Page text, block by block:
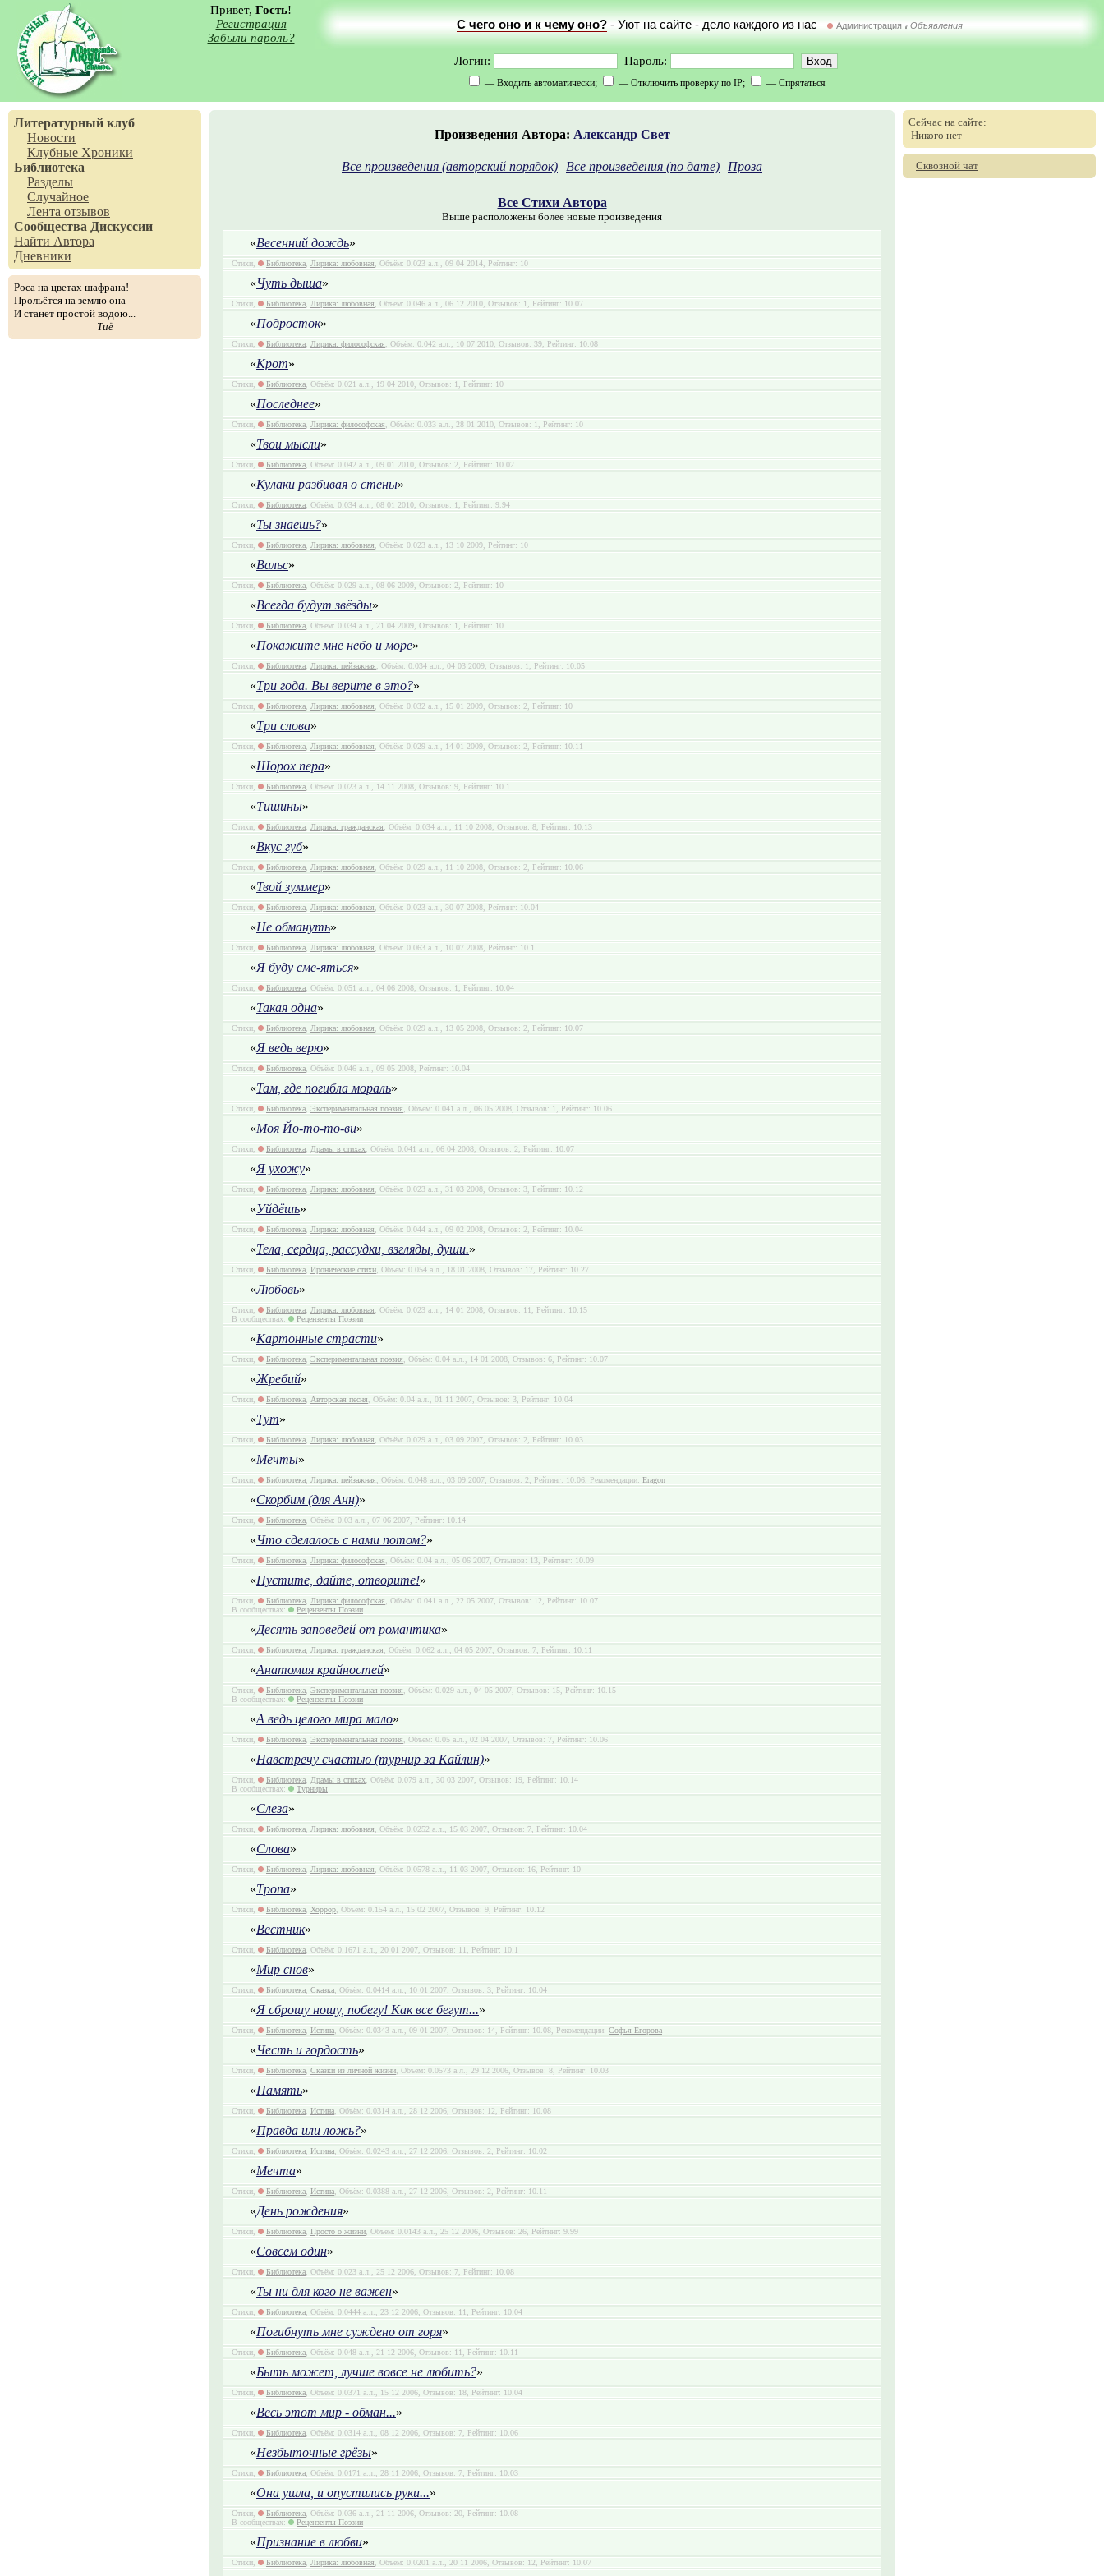
Привет, Гость!
Регистрация
Забыли пароль?
С чего оно и к чему оно?- Уют на сайте - дело каждого из нас Администрация // Объявления
Логин: Пароль:
— Входить автоматически; — Отключить проверку по IP; — Спрятаться
Литературный клуб
Новости
Клубные Хроники
Библиотека
Разделы
Случайное
Лента отзывов
Сообщества Дискуссии
Найти Автора
Дневники
Роса на цветах шафрана!
Прольётся на землю она
И станет простой водою...
Тиё
Произведения Автора: Александр Свет
Все произведения (авторский порядок) Все произведения (по дате) Проза
Все Стихи Автора
Выше расположены более новые произведения
«Весенний дождь»
Стихи, Библиотека, Лирика: любовная, Объём: 0.023 а.л., 09 04 2014, Рейтинг: 10
«Чуть дыша»
Стихи, Библиотека, Лирика: любовная, Объём: 0.046 а.л., 06 12 2010, Отзывов: 1, Рейтинг: 10.07
«Подросток»
Стихи, Библиотека, Лирика: философская, Объём: 0.042 а.л., 10 07 2010, Отзывов: 39, Рейтинг: 10.08
«Крот»
Стихи, Библиотека, Объём: 0.021 а.л., 19 04 2010, Отзывов: 1, Рейтинг: 10
«Последнее»
Стихи, Библиотека, Лирика: философская, Объём: 0.033 а.л., 28 01 2010, Отзывов: 1, Рейтинг: 10
«Твои мысли»
Стихи, Библиотека, Объём: 0.042 а.л., 09 01 2010, Отзывов: 2, Рейтинг: 10.02
«Кулаки разбивая о стены»
Стихи, Библиотека, Объём: 0.034 а.л., 08 01 2010, Отзывов: 1, Рейтинг: 9.94
«Ты знаешь?»
Стихи, Библиотека, Лирика: любовная, Объём: 0.023 а.л., 13 10 2009, Рейтинг: 10
«Вальс»
Стихи, Библиотека, Объём: 0.029 а.л., 08 06 2009, Отзывов: 2, Рейтинг: 10
«Всегда будут звёзды»
Стихи, Библиотека, Объём: 0.034 а.л., 21 04 2009, Отзывов: 1, Рейтинг: 10
«Покажите мне небо и море»
Стихи, Библиотека, Лирика: пейзажная, Объём: 0.034 а.л., 04 03 2009, Отзывов: 1, Рейтинг: 10.05
«Три года. Вы верите в это?»
Стихи, Библиотека, Лирика: любовная, Объём: 0.032 а.л., 15 01 2009, Отзывов: 2, Рейтинг: 10
«Три слова»
Стихи, Библиотека, Лирика: любовная, Объём: 0.029 а.л., 14 01 2009, Отзывов: 2, Рейтинг: 10.11
«Шорох пера»
Стихи, Библиотека, Объём: 0.023 а.л., 14 11 2008, Отзывов: 9, Рейтинг: 10.1
«Тишины»
Стихи, Библиотека, Лирика: гражданская, Объём: 0.034 а.л., 11 10 2008, Отзывов: 8, Рейтинг: 10.13
«Вкус губ»
Стихи, Библиотека, Лирика: любовная, Объём: 0.029 а.л., 11 10 2008, Отзывов: 2, Рейтинг: 10.06
«Твой зуммер»
Стихи, Библиотека, Лирика: любовная, Объём: 0.023 а.л., 30 07 2008, Рейтинг: 10.04
«Не обмануть»
Стихи, Библиотека, Лирика: любовная, Объём: 0.063 а.л., 10 07 2008, Рейтинг: 10.1
«Я буду сме-яться»
Стихи, Библиотека, Объём: 0.051 а.л., 04 06 2008, Отзывов: 1, Рейтинг: 10.04
«Такая одна»
Стихи, Библиотека, Лирика: любовная, Объём: 0.029 а.л., 13 05 2008, Отзывов: 2, Рейтинг: 10.07
«Я ведь верю»
Стихи, Библиотека, Объём: 0.046 а.л., 09 05 2008, Рейтинг: 10.04
«Там, где погибла мораль»
Стихи, Библиотека, Экспериментальная поэзия, Объём: 0.041 а.л., 06 05 2008, Отзывов: 1, Рейтинг: 10.06
«Моя Йо-то-то-ви»
Стихи, Библиотека, Драмы в стихах, Объём: 0.041 а.л., 06 04 2008, Отзывов: 2, Рейтинг: 10.07
«Я ухожу»
Стихи, Библиотека, Лирика: любовная, Объём: 0.023 а.л., 31 03 2008, Отзывов: 3, Рейтинг: 10.12
«Уйдёшь»
Стихи, Библиотека, Лирика: любовная, Объём: 0.044 а.л., 09 02 2008, Отзывов: 2, Рейтинг: 10.04
«Тела, сердца, рассудки, взгляды, души.»
Стихи, Библиотека, Иронические стихи, Объём: 0.054 а.л., 18 01 2008, Отзывов: 17, Рейтинг: 10.27
«Любовь»
Стихи, Библиотека, Лирика: любовная, Объём: 0.023 а.л., 14 01 2008, Отзывов: 11, Рейтинг: 10.15
В сообществах:
Рецензенты Поэзии
«Картонные страсти»
Стихи, Библиотека, Экспериментальная поэзия, Объём: 0.04 а.л., 14 01 2008, Отзывов: 6, Рейтинг: 10.07
«Жребий»
Стихи, Библиотека, Авторская песня, Объём: 0.04 а.л., 01 11 2007, Отзывов: 3, Рейтинг: 10.04
«Тут»
Стихи, Библиотека, Лирика: любовная, Объём: 0.029 а.л., 03 09 2007, Отзывов: 2, Рейтинг: 10.03
«Мечты»
Стихи, Библиотека, Лирика: пейзажная, Объём: 0.048 а.л., 03 09 2007, Отзывов: 2, Рейтинг: 10.06, Рекомендации: Eragon
«Скорбим (для Анн)»
Стихи, Библиотека, Объём: 0.03 а.л., 07 06 2007, Рейтинг: 10.14
«Что сделалось с нами потом?»
Стихи, Библиотека, Лирика: философская, Объём: 0.04 а.л., 05 06 2007, Отзывов: 13, Рейтинг: 10.09
«Пустите, дайте, отворите!»
Стихи, Библиотека, Лирика: философская, Объём: 0.041 а.л., 22 05 2007, Отзывов: 12, Рейтинг: 10.07
В сообществах:
Рецензенты Поэзии
«Десять заповедей от романтика»
Стихи, Библиотека, Лирика: гражданская, Объём: 0.062 а.л., 04 05 2007, Отзывов: 7, Рейтинг: 10.11
«Анатомия крайностей»
Стихи, Библиотека, Экспериментальная поэзия, Объём: 0.029 а.л., 04 05 2007, Отзывов: 15, Рейтинг: 10.15
В сообществах:
Рецензенты Поэзии
«А ведь целого мира мало»
Стихи, Библиотека, Экспериментальная поэзия, Объём: 0.05 а.л., 02 04 2007, Отзывов: 7, Рейтинг: 10.06
«Навстречу счастью (турнир за Кайлин)»
Стихи, Библиотека, Драмы в стихах, Объём: 0.079 а.л., 30 03 2007, Отзывов: 19, Рейтинг: 10.14
В сообществах:
Турниры
«Слеза»
Стихи, Библиотека, Лирика: любовная, Объём: 0.0252 а.л., 15 03 2007, Отзывов: 7, Рейтинг: 10.04
«Слова»
Стихи, Библиотека, Лирика: любовная, Объём: 0.0578 а.л., 11 03 2007, Отзывов: 16, Рейтинг: 10
«Тропа»
Стихи, Библиотека, Хоррор, Объём: 0.154 а.л., 15 02 2007, Отзывов: 9, Рейтинг: 10.12
«Вестник»
Стихи, Библиотека, Объём: 0.1671 а.л., 20 01 2007, Отзывов: 11, Рейтинг: 10.1
«Мир снов»
Стихи, Библиотека, Сказка, Объём: 0.0414 а.л., 10 01 2007, Отзывов: 3, Рейтинг: 10.04
«Я сброшу ношу, побегу! Как все бегут...»
Стихи, Библиотека, Истина, Объём: 0.0343 а.л., 09 01 2007, Отзывов: 14, Рейтинг: 10.08, Рекомендации: Софья Егорова
«Честь и гордость»
Стихи, Библиотека, Сказки из личной жизни, Объём: 0.0573 а.л., 29 12 2006, Отзывов: 8, Рейтинг: 10.03
«Память»
Стихи, Библиотека, Истина, Объём: 0.0314 а.л., 28 12 2006, Отзывов: 12, Рейтинг: 10.08
«Правда или ложь?»
Стихи, Библиотека, Истина, Объём: 0.0243 а.л., 27 12 2006, Отзывов: 2, Рейтинг: 10.02
«Мечта»
Стихи, Библиотека, Истина, Объём: 0.0388 а.л., 27 12 2006, Отзывов: 2, Рейтинг: 10.11
«День рождения»
Стихи, Библиотека, Просто о жизни, Объём: 0.0143 а.л., 25 12 2006, Отзывов: 26, Рейтинг: 9.99
«Совсем один»
Стихи, Библиотека, Объём: 0.023 а.л., 25 12 2006, Отзывов: 7, Рейтинг: 10.08
«Ты ни для кого не важен»
Стихи, Библиотека, Объём: 0.0444 а.л., 23 12 2006, Отзывов: 11, Рейтинг: 10.04
«Погибнуть мне суждено от горя»
Стихи, Библиотека, Объём: 0.048 а.л., 21 12 2006, Отзывов: 11, Рейтинг: 10.11
«Быть может, лучше вовсе не любить?»
Стихи, Библиотека, Объём: 0.0371 а.л., 15 12 2006, Отзывов: 18, Рейтинг: 10.04
«Весь этот мир - обман...»
Стихи, Библиотека, Объём: 0.0314 а.л., 08 12 2006, Отзывов: 7, Рейтинг: 10.06
«Незбыточные грёзы»
Стихи, Библиотека, Объём: 0.0171 а.л., 28 11 2006, Отзывов: 7, Рейтинг: 10.03
«Она ушла, и опустились руки...»
Стихи, Библиотека, Объём: 0.036 а.л., 21 11 2006, Отзывов: 20, Рейтинг: 10.08
В сообществах:
Рецензенты Поэзии
«Признание в любви»
Стихи, Библиотека, Лирика: любовная, Объём: 0.0201 а.л., 20 11 2006, Отзывов: 12, Рейтинг: 10.07
Сейчас на сайте:
Никого нет
Сквозной чат